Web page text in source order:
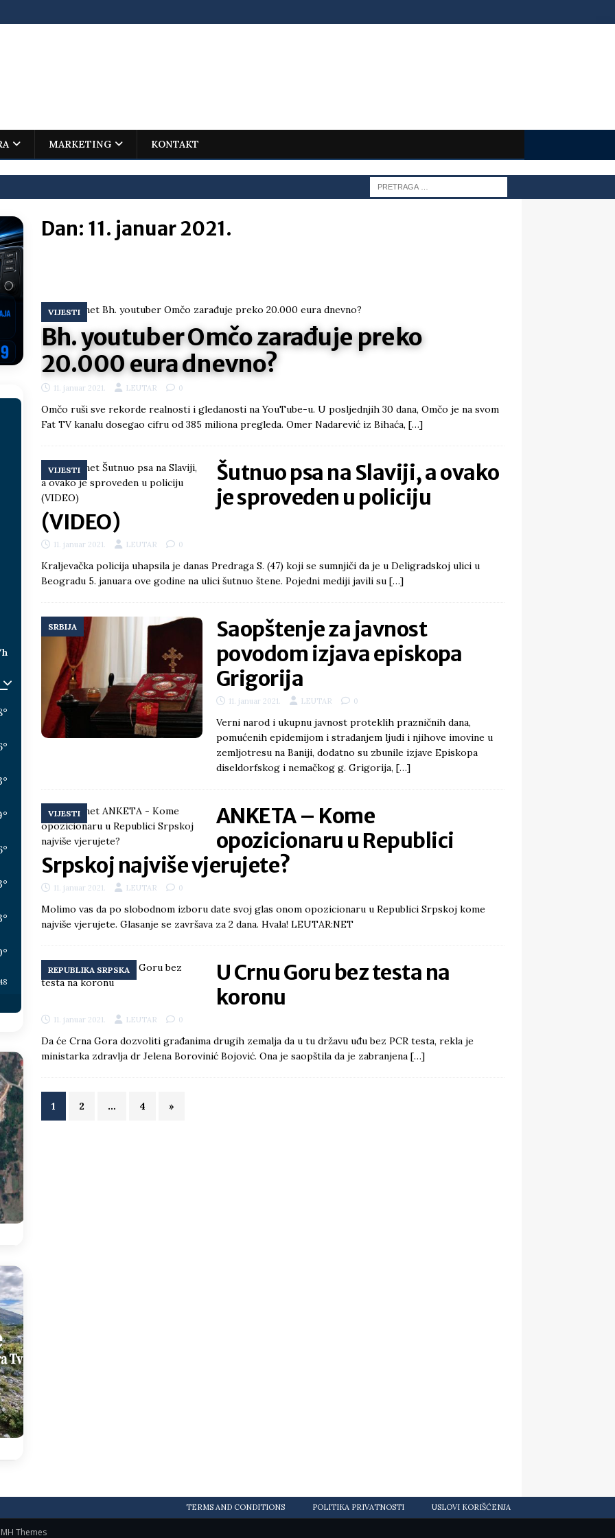
MARKETING KONTAKT
– istorijski uspjeh mladog Trebinjca na Međunarodnoj
što te tukao LIČNI STAV
pred ministrima HERCEGOVINA
Vukanović otkrio detalje – Stevandić krenuo na Đokića, Dodik
REPUBLIKA SRPSKA
pogotovo nisu zbog Eleka LIČNI STAV
im prepustimo, ostaće nam samo siledžije i tišina
REPUBLIKA SRPSKA
Splita, Željko Kerum
Dan: 11. januar 2021.
VIJESTI
Bh. youtuber Omčo zarađuje preko
20.000 eura dnevno?
11. januar 2021. LEUTAR 0
Omčo ruši sve rekorde realnosti i gledanosti na YouTube-u. U posljednjih 30 dana, Omčo je na svom
Fat TV kanalu dosegao cifru od 385 miliona pregleda. Omer Nadarević iz Bihaća, […]
VIJESTI
Šutnuo psa na Slaviji, a ovako
je sproveden u policiju
(VIDEO)
11. januar 2021. LEUTAR 0
Kraljevačka policija uhapsila je danas Predraga S. (47) koji se sumnjiči da je u Deligradskoj ulici u
Beogradu 5. januara ove godine na ulici šutnuo štene. Pojedni mediji javili su […]
SRBIJA
Saopštenje za javnost
povodom izjava episkopa
Grigorija
11. januar 2021. LEUTAR 0
Verni narod i ukupnu javnost proteklih prazničnih dana,
pomućenih epidemijom i stradanjem ljudi i njihove imovine u
zemljotresu na Baniji, dodatno su zbunile izjave Episkopa
diseldorfskog i nemačkog g. Grigorija, […]
VIJESTI
ANKETA – Kome
opozicionaru u Republici
Srpskoj najviše vjerujete?
11. januar 2021. LEUTAR 0
Molimo vas da po slobodnom izboru date svoj glas onom opozicionaru u Republici Srpskoj kome
najviše vjerujete. Glasanje se završava za 2 dana. Hvala! LEUTAR:NET
REPUBLIKA SRPSKA
U Crnu Goru bez testa na
koronu
11. januar 2021. LEUTAR 0
Da će Crna Gora dozvoliti građanima drugih zemalja da u tu državu uđu bez PCR testa, rekla je
ministarka zdravlja dr Jelena Borovinić Bojović. Ona je saopštila da je zabranjena […]
1 2 … 4 »
°
°
°
°
°
°
°
°
TERMS AND CONDITIONS POLITIKA PRIVATNOSTI USLOVI KORIŠĆENJA
MH Themes